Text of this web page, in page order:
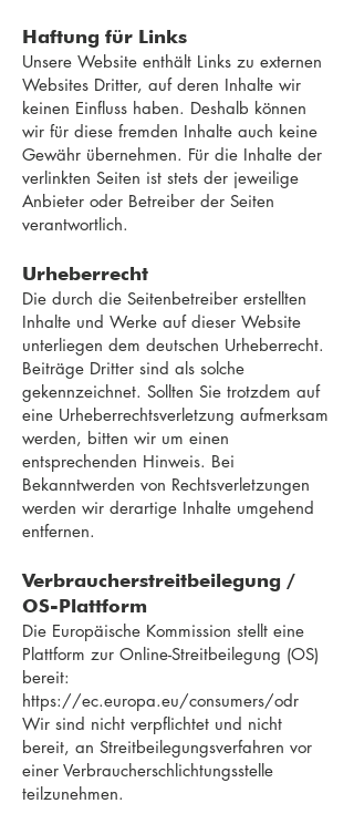
Haftung für Links
Unsere Website enthält Links zu externen
Websites Dritter, auf deren Inhalte wir
keinen Einfluss haben. Deshalb können
wir für diese fremden Inhalte auch keine
Gewähr übernehmen. Für die Inhalte der
verlinkten Seiten ist stets der jeweilige
Anbieter oder Betreiber der Seiten
verantwortlich.
Urheberrecht
Die durch die Seitenbetreiber erstellten
Inhalte und Werke auf dieser Website
unterliegen dem deutschen Urheberrecht.
Beiträge Dritter sind als solche
gekennzeichnet. Sollten Sie trotzdem auf
eine Urheberrechtsverletzung aufmerksam
werden, bitten wir um einen
entsprechenden Hinweis. Bei
Bekanntwerden von Rechtsverletzungen
werden wir derartige Inhalte umgehend
entfernen.
Verbraucherstreitbeilegung /
OS-Plattform
Die Europäische Kommission stellt eine
Plattform zur Online-Streitbeilegung (OS)
bereit:
https://ec.europa.eu/consumers/odr
Wir sind nicht verpflichtet und nicht
bereit, an Streitbeilegungsverfahren vor
einer Verbraucherschlichtungsstelle
teilzunehmen.